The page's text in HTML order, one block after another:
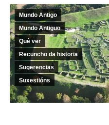
Mundo Antigo
Mundo Antiguo
Qué ver
Recuncho da historia
Sugerencias
Suxestións